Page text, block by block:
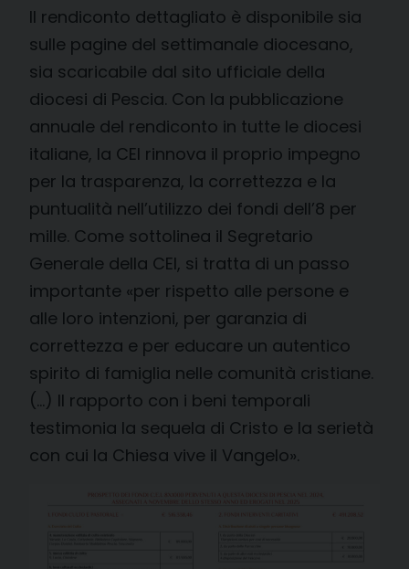
Il rendiconto dettagliato è disponibile sia
sulle pagine del settimanale diocesano,
sia scaricabile dal sito ufficiale della
diocesi di Pescia. Con la pubblicazione
annuale del rendiconto in tutte le diocesi
italiane, la CEI rinnova il proprio impegno
per la trasparenza, la correttezza e la
puntualità nell’utilizzo dei fondi dell’8 per
mille. Come sottolinea il Segretario
Generale della CEI, si tratta di un passo
importante «per rispetto alle persone e
alle loro intenzioni, per garanzia di
correttezza e per educare un autentico
spirito di famiglia nelle comunità cristiane.
(…) Il rapporto con i beni temporali
testimonia la sequela di Cristo e la serietà
con cui la Chiesa vive il Vangelo».